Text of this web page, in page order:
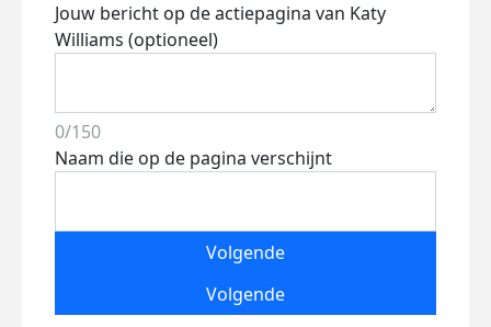
Jouw bericht op de actiepagina van Katy
Williams (optioneel)
0/150
Naam die op de pagina verschijnt
Volgende
Volgende